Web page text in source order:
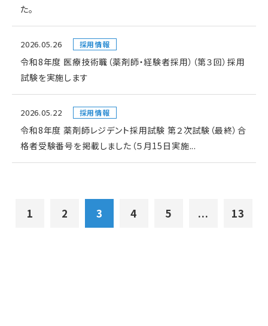
た。
2026.05.26 採用情報
令和8年度 医療技術職（薬剤師・経験者採用）（第３回）採用
試験を実施します
2026.05.22 採用情報
令和8年度 薬剤師レジデント採用試験 第２次試験（最終）合
格者受験番号を掲載しました（５月15日実施...
1 2 3 4 5 ... 13